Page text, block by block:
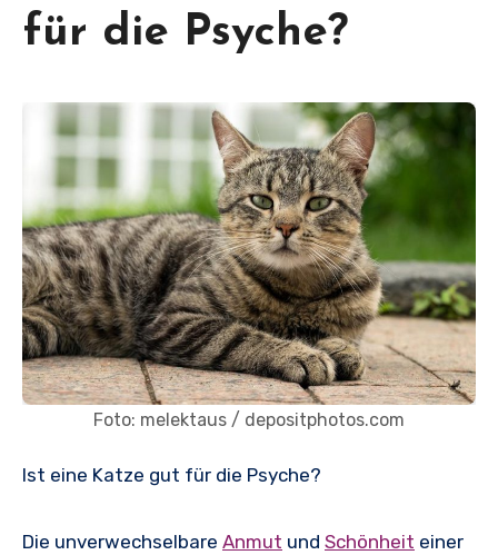
für die Psyche?
Foto: melektaus / depositphotos.com
Ist eine Katze gut für die Psyche?
Die unverwechselbare Anmut und Schönheit einer